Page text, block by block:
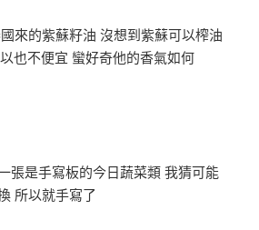
來的紫蘇籽油 沒想到紫蘇可以榨油
也不便宜 蠻好奇他的香氣如何
張是手寫板的今日蔬菜類 我猜可能
所以就手寫了